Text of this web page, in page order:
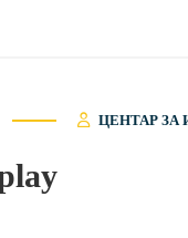
ЦЕНТАР ЗА